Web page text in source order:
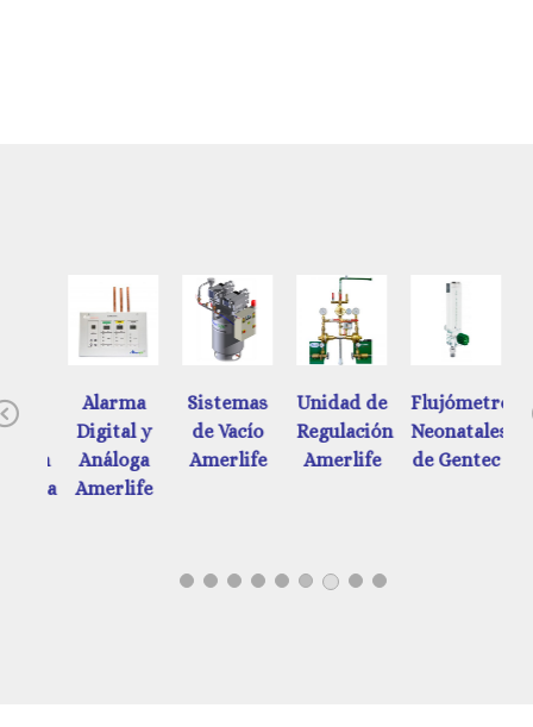
Previous
Alarma
Digital y
Análoga
Amerlife
Sistemas
de Vacío
Amerlife
Unidad de
Regulación
Amerlife
Flujómetros
Neonatales
de Gentec